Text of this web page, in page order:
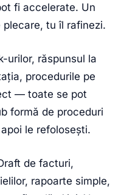
fi accelerate. Un
tu îl rafinezi.
urilor, răspunsul la
procedurile pe
— toate se pot
formă de proceduri
le refolosești.
de facturi,
rapoarte simple,